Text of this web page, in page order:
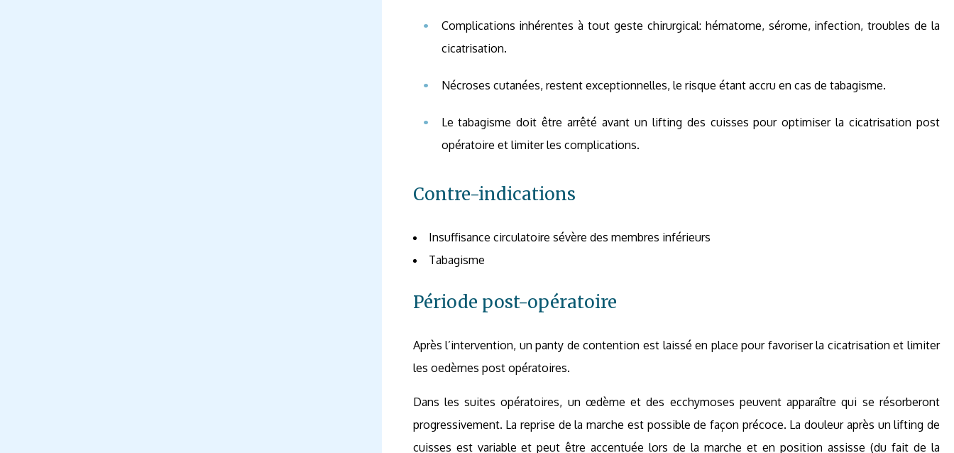
Complications inhérentes à tout geste chirurgical: hématome, sérome, infection, troubles de la
cicatrisation.
Nécroses cutanées, restent exceptionnelles, le risque étant accru en cas de tabagisme.
Le tabagisme doit être arrêté avant un lifting des cuisses pour optimiser la cicatrisation post
opératoire et limiter les complications.
Contre-indications
Insuffisance circulatoire sévère des membres inférieurs
Tabagisme
Période post-opératoire
Après l’intervention, un panty de contention est laissé en place pour favoriser la cicatrisation et limiter
les oedèmes post opératoires.
Dans les suites opératoires, un œdème et des ecchymoses peuvent apparaître qui se résorberont
progressivement. La reprise de la marche est possible de façon précoce. La douleur après un lifting de
cuisses est variable et peut être accentuée lors de la marche et en position assisse (du fait de la